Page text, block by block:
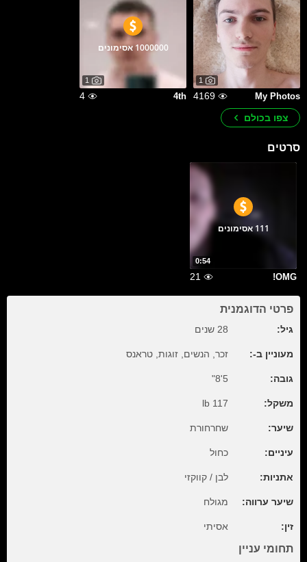
1
My Photos
4169
1000000 אסימונים
1
4th
4
צפו בכולם
סרטים
0:54
111 אסימונים
OMG!
21
פרטי הדוגמנית
גיל: 28 שנים
מעוניין ב-: זכר, הנשים, זוגות, טראנס
גובה: 5'8"
משקל: 117 lb
שיער: שחרחורת
עיניים: כחול
אתניות: לבן / קווקזי
שיער ערווה: מגולח
זין: אסיתי
תחומי עניין